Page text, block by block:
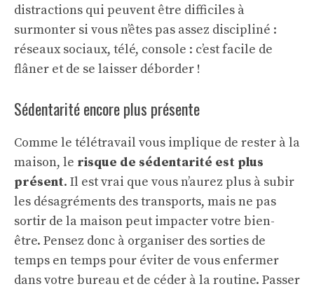
distractions qui peuvent être difficiles à
surmonter si vous n’êtes pas assez discipliné :
réseaux sociaux, télé, console : c’est facile de
flâner et de se laisser déborder !
Sédentarité encore plus présente
Comme le télétravail vous implique de rester à la
maison, le risque de sédentarité est plus
présent. Il est vrai que vous n’aurez plus à subir
les désagréments des transports, mais ne pas
sortir de la maison peut impacter votre bien-
être. Pensez donc à organiser des sorties de
temps en temps pour éviter de vous enfermer
dans votre bureau et de céder à la routine. Passer